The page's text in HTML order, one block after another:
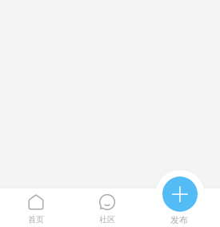

首页

社区

发布